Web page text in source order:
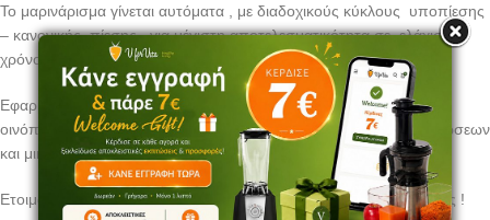
Το μαρινάρισμα γίνεται αυτόματα , με διαδοχικούς κύκλους υποπίεσης
– κανονικής πίεσης , για μέγιστη αποτελεσματικότητα σε ελάχιστο
χρόνο .
Εφαρμογές : φτιάξτε τις δικές σας παγοκύστες με νερό και λίγο
οινόπνευμα .Εκτός από κάμπιγκ , είναι ιδανικές για πόνους αρθρώσεων
και μικροτραυματισμούς .
Ετοιμάστε γεύματα για το ταξίδι ή το κάμπιγκ – ακόμα και σούπες !